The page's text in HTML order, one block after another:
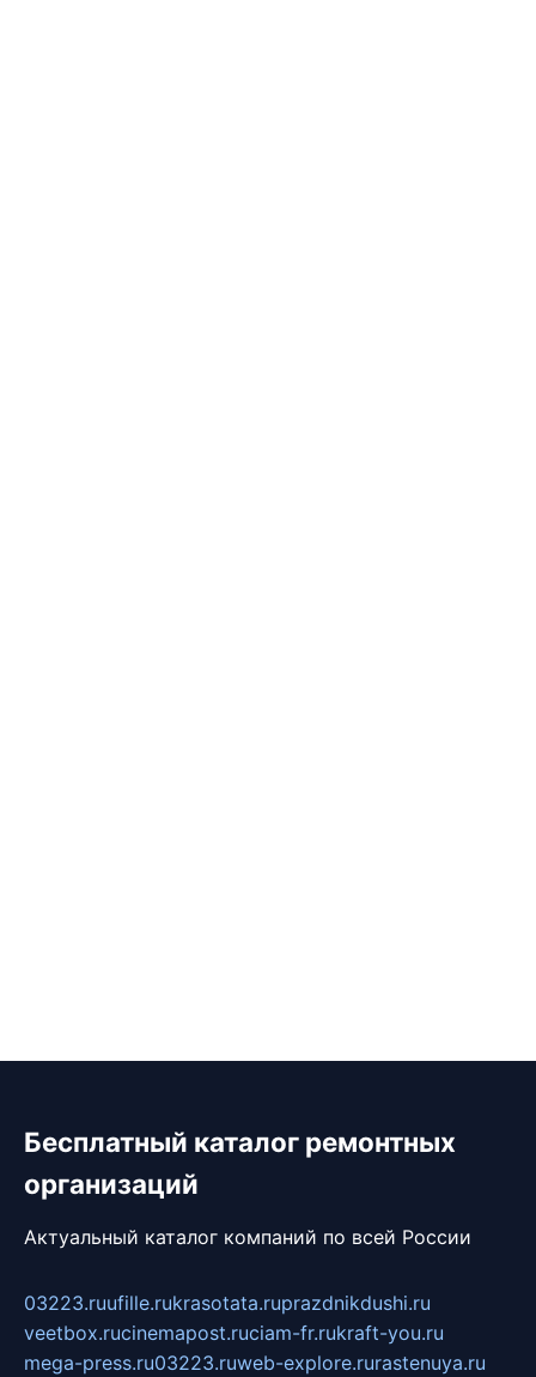
Бесплатный каталог ремонтных
организаций
Актуальный каталог компаний по всей России
03223.ruufille.rukrasotata.ruprazdnikdushi.ru
veetbox.rucinemapost.ruciam-fr.rukraft-you.ru
mega-press.ru03223.ruweb-explore.rurastenuya.ru